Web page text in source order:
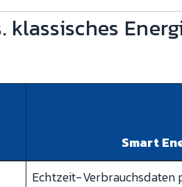
Smart
Echtzeit-Verbrauchsdaten